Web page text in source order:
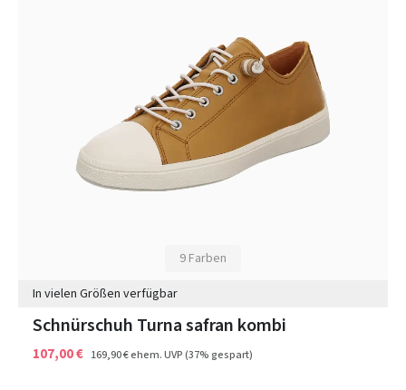
9 Farben
In vielen Größen verfügbar
Schnürschuh Turna safran kombi
107,00 € 169,90 €ehem. UVP(37% gespart)